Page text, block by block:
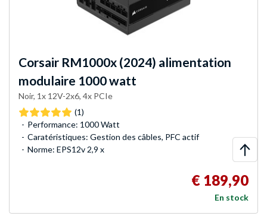
Corsair RM1000x (2024) alimentation
modulaire 1000 watt
Noir, 1x 12V-2x6, 4x PCIe
(1)
Performance: 1000 Watt
Caratéristiques: Gestion des câbles, PFC actif
Norme: EPS12v 2,9 x
€ 189,90
En stock